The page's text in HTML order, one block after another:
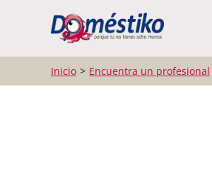
Inicio Encuentra un profesional